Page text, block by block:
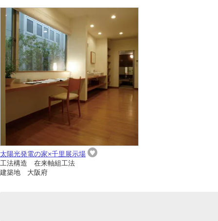
太陽光発電の家×千里展示場
工法構造 在来軸組工法
建築地 大阪府